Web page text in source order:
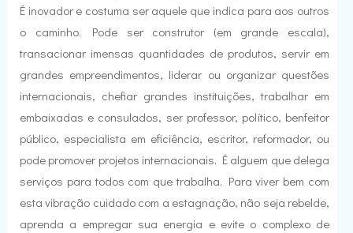
É inovador e costuma ser aquele que indica para aos outros
o caminho. Pode ser construtor (em grande escala),
transacionar imensas quantidades de produtos, servir em
grandes empreendimentos, liderar ou organizar questões
internacionais, chefiar grandes instituições, trabalhar em
embaixadas e consulados, ser professor, político, benfeitor
público, especialista em eficiência, escritor, reformador, ou
pode promover projetos internacionais. É alguem que delega
serviços para todos com que trabalha. Para viver bem com
esta vibração cuidado com a estagnação, não seja rebelde,
aprenda a empregar sua energia e evite o complexo de